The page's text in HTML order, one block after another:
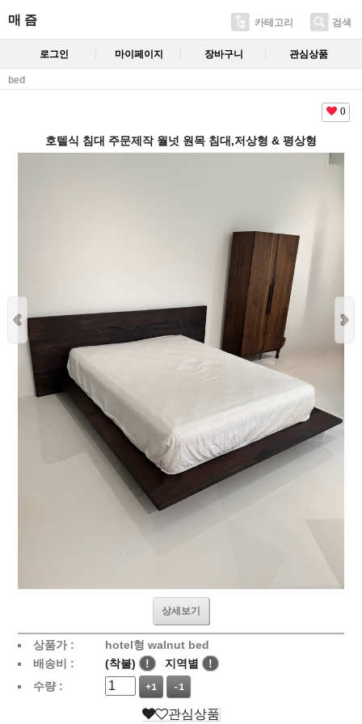
매 즘 카테고리 검색
로그인 마이페이지 장바구니 관심상품
bed
0
호텔식 침대 주문제작 월넛 원목 침대,저상형 & 평상형
상세보기
상품가 :
hotel형 walnut bed
배송비 :
(착불) ! 지역별
!
수량 :
+1 -1
관심상품